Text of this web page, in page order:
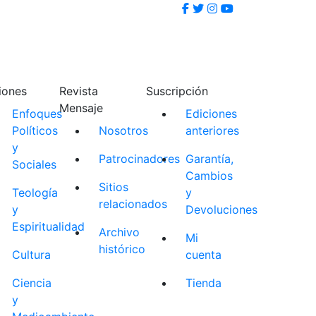
Enfoques
Políticos
y
Sociales
Teología
y
Espiritualidad
Cultura
Ciencia
y
Revista
Mensaje
Nosotros
Patrocinadores
Sitios
relacionados
Archivo
histórico
Suscripción
Ediciones
anteriores
Garantía,
Cambios
y
Devoluciones
Mi
cuenta
Tienda